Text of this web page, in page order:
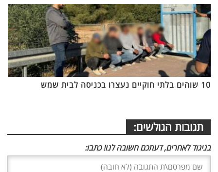
10 שוהים בלתי חוקיים נעצרו בכניסה לבית שמש
תגובות הגולשים:
בניגוד לאחרים, דעתכם חשובה לנו! כתבו: